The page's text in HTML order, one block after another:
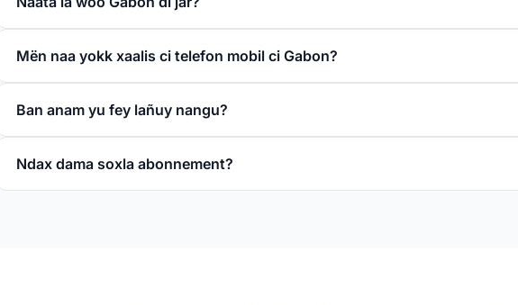
Mën naa yokk xaalis ci telefon mobil ci Gabon?
Ban anam yu fey lañuy nangu?
Ndax dama soxla abonnement?